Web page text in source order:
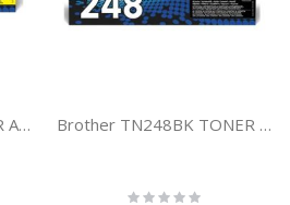
Brother TN248Y TONER AMARILLO Brother TN248BK TONER NEGRO
Rating: